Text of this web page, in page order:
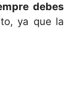
debes
ya que la